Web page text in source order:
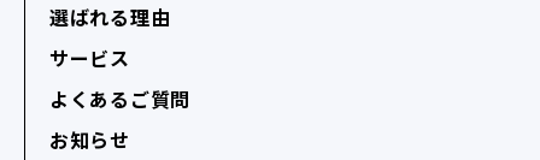
選ばれる理由
サービス
よくあるご質問
お知らせ